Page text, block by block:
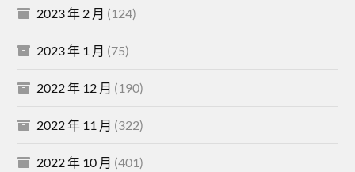
2023 年 2 月 (124)
2023 年 1 月 (75)
2022 年 12 月 (190)
2022 年 11 月 (322)
2022 年 10 月 (401)